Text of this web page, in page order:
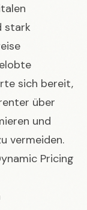
stark
sich bereit,
über
und
vermeiden.
Pricing